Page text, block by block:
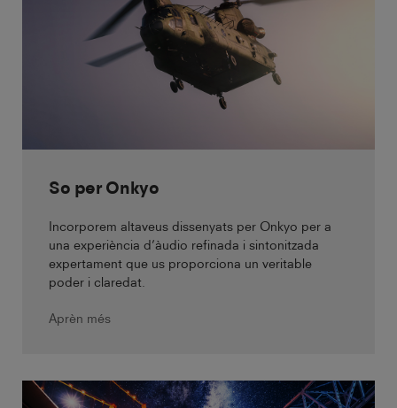
So per Onkyo
Incorporem altaveus dissenyats per Onkyo per a
una experiència d’àudio refinada i sintonitzada
expertament que us proporciona un veritable
poder i claredat.
Aprèn més